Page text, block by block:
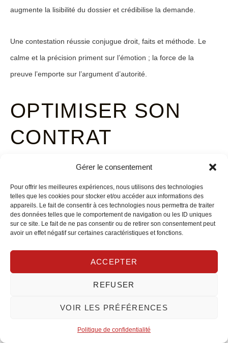
Gérer le consentement
Pour offrir les meilleures expériences, nous utilisons des technologies
telles que les cookies pour stocker et/ou accéder aux informations des
appareils. Le fait de consentir à ces technologies nous permettra de traiter
des données telles que le comportement de navigation ou les ID uniques
sur ce site. Le fait de ne pas consentir ou de retirer son consentement peut
avoir un effet négatif sur certaines caractéristiques et fonctions.
ACCEPTER
REFUSER
VOIR LES PRÉFÉRENCES
Politique de confidentialité
augmente la lisibilité du dossier et crédibilise la demande.
Une contestation réussie conjugue droit, faits et méthode. Le
calme et la précision priment sur l’émotion ; la force de la
preuve l’emporte sur l’argument d’autorité.
OPTIMISER SON
CONTRAT
D’ASSURANCE
FORD SANS
SACRIFIER LES
GARANTIES :
FRANCHISES,
REMISES